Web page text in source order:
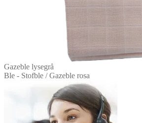
Gazeble lysegrå
Ble - Stofble / Gazeble rosa